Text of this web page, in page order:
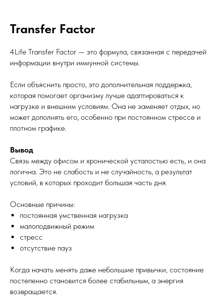
Transfer Factor
4Life Transfer Factor — это формула, связанная с передачей
информации внутри иммунной системы.
Если объяснить просто, это дополнительная поддержка,
которая помогает организму лучше адаптироваться к
нагрузке и внешним условиям. Она не заменяет отдых, но
может дополнять его, особенно при постоянном стрессе и
плотном графике.
Вывод
Связь между офисом и хронической усталостью есть, и она
логична. Это не слабость и не случайность, а результат
условий, в которых проходит большая часть дня.
Основные причины:
постоянная умственная нагрузка
малоподвижный режим
стресс
отсутствие пауз
Когда начать менять даже небольшие привычки, состояние
постепенно становится более стабильным, а энергия
возвращается.